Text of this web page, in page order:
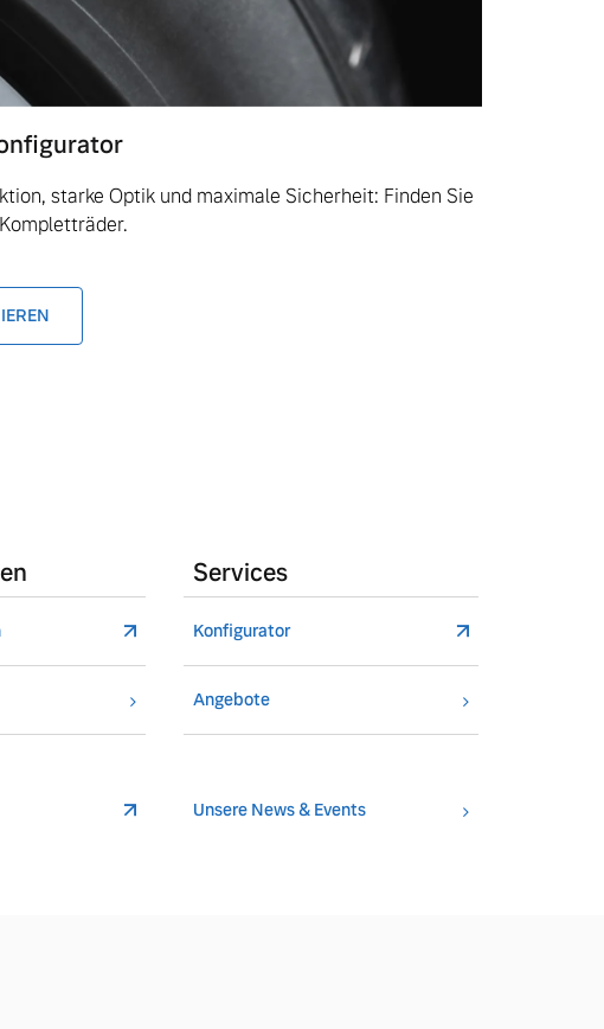
starke Optik und maximale Sicherheit: Finden Sie
Services
Konfigurator
Angebote
Unsere News & Events